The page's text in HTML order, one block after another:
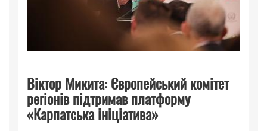
Віктор Микита: Європейський комітет
регіонів підтримав платформу
«Карпатська ініціатива»